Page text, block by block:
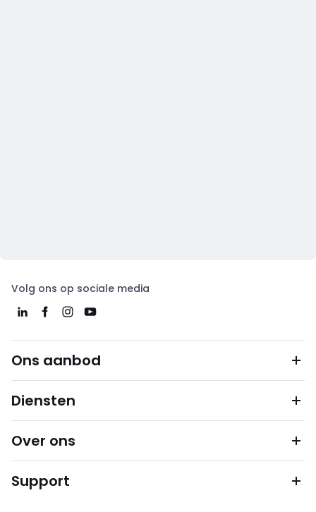
Volg ons op sociale media
Ons aanbod
Diensten
Over ons
Support